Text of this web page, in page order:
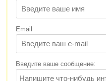
Email
Введите ваше сообщение: